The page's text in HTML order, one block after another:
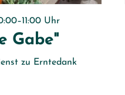
Uhr
Gabe"
zu Erntedank